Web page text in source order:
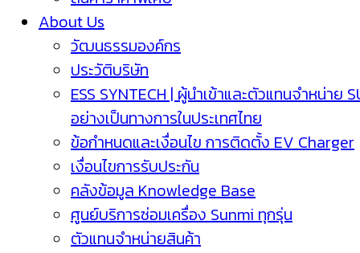
About Us
วัฒนธรรมองค์กร
ประวัติบริษัท
ESS SYNTECH | ผู้นำเข้าและตัวแทนจำหน่าย
อย่างเป็นทางการในประเทศไทย
ข้อกำหนดและเงื่อนไข การติดตั้ง EV Charger
เงื่อนไขการรับประกัน
คลังข้อมูล Knowledge Base
ศูนย์บริการซ่อมเครื่อง Sunmi ทุกรุ่น
ตัวแทนจำหน่ายสินค้า